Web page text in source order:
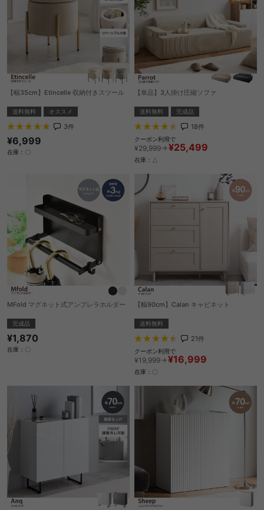
【幅35cm】Etincelle 収納付きスツール
送料無料 オススメ
3件
¥6,999
在庫：〇
【単品】3人掛け圧縮ソファ
送料無料 完成品
18件
クーポン利用で
¥29,999→ ¥25,499
在庫：△
MFold マグネット式アンブレラホルダー
完成品
¥1,870
在庫：〇
【幅90cm】Calan キャビネット
送料無料
21件
クーポン利用で
¥19,999→ ¥16,999
在庫：〇